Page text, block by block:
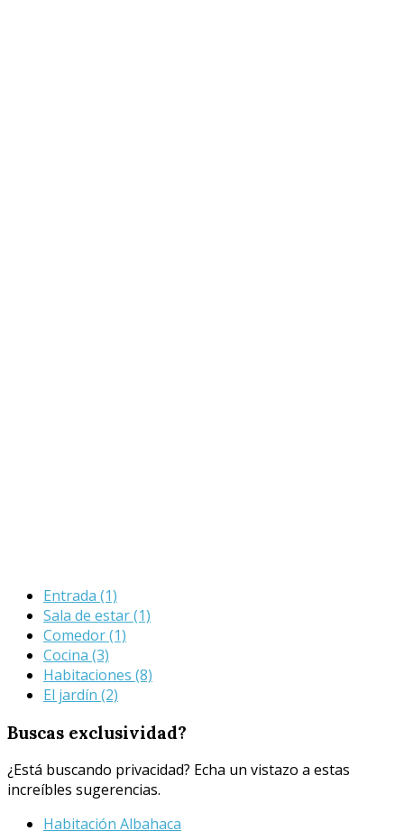
Entrada (1)
Sala de estar(1)
Comedor(1)
Cocina (3)
Habitaciones (8)
El jardín (2)
Buscas exclusividad?
¿Está buscando privacidad? Echa un vistazo a estas
increíbles sugerencias.
Habitación Albahaca